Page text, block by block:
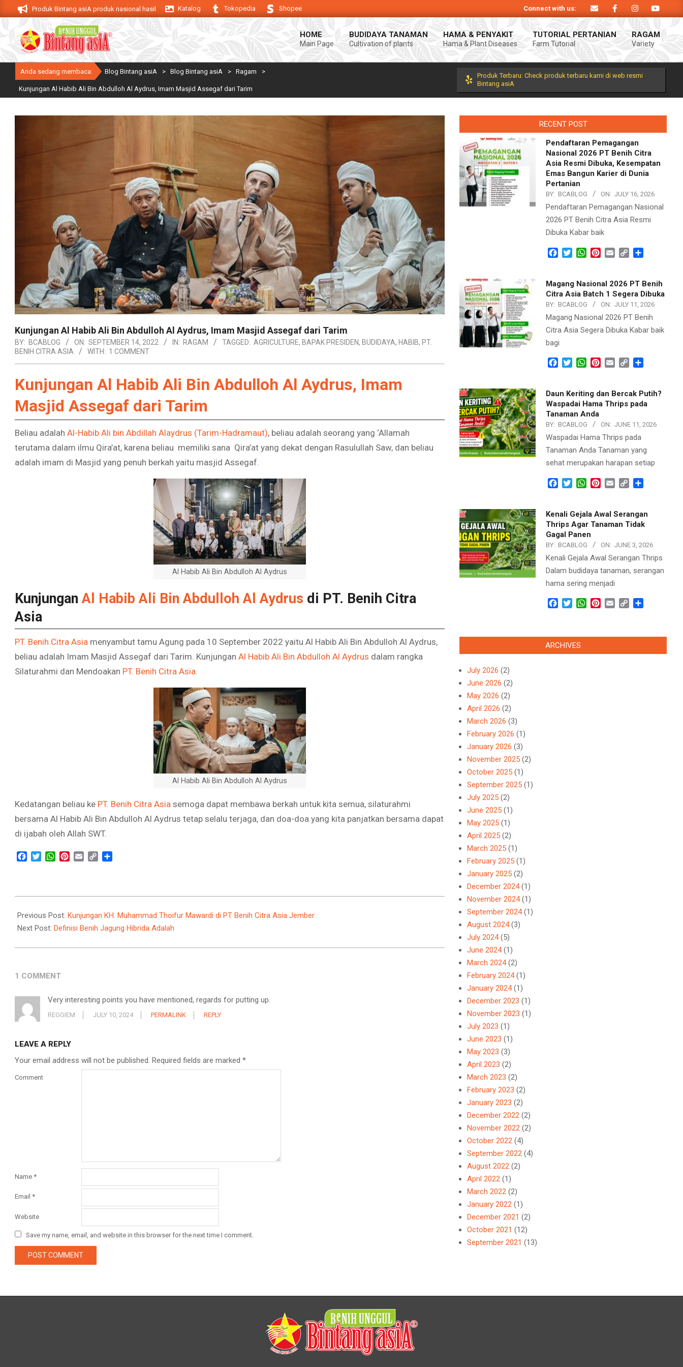
to
content
Produk Bintang asiA produk nasional hasil inovasi anak negeri untuk mendukung keberhasilan usaha tani anda. Selamat datang di Blog Bintang asiA. Produk Bintang asiA produk nasional hasil inovasi anak negeri untuk
Katalog Tokopedia Shopee Connect with us:
HOME
Main Page
BUDIDAYA TANAMAN
Cultivation of plants
HAMA & PENYAKIT
Hama & Plant Diseases
TUTORIAL PERTANIAN
Farm Tutorial
RAGAM
Variety
Anda sedang membaca: Blog Bintang asiA > Blog Bintang asiA > Ragam >
Kunjungan Al Habib Ali Bin Abdulloh Al Aydrus, Imam Masjid Assegaf dari Tarim
Produk Terbaru: Check produk terbaru kami di web resmi
Bintang asiA
Kunjungan Al Habib Ali Bin Abdulloh Al Aydrus, Imam Masjid Assegaf dari Tarim
BY: BCABLOG ON: SEPTEMBER 14, 2022 IN: RAGAM TAGGED: AGRICULTURE, BAPAK PRESIDEN, BUDIDAYA, HABIB, PT.
BENIH CITRA ASIA
WITH: 1 COMMENT
Kunjungan Al Habib Ali Bin Abdulloh Al Aydrus, Imam
Masjid Assegaf dari Tarim
Beliau adalah Al-Habib Ali bin Abdillah Alaydrus (Tarim-Hadramaut), beliau adalah seorang yang ‘Allamah
terutama dalam ilmu Qira’at, karena beliau memiliki sana Qira’at yang dekat dengan Rasulullah Saw, dan beliau
adalah imam di Masjid yang penuh berkah yaitu masjid Assegaf.
Al Habib Ali Bin Abdulloh Al Aydrus
KunjunganAl Habib Ali Bin Abdulloh Al Aydrus di PT. Benih Citra
Asia
PT. Benih Citra Asia menyambut tamu Agung pada 10 September 2022 yaitu Al Habib Ali Bin Abdulloh Al Aydrus,
beliau adalah Imam Masjid Assegaf dari Tarim. Kunjungan Al Habib Ali Bin Abdulloh Al Aydrus dalam rangka
Silaturahmi dan Mendoakan PT. Benih Citra Asia.
Al Habib Ali Bin Abdulloh Al Aydrus
Kedatangan beliau ke PT. Benih Citra Asia semoga dapat membawa berkah untuk kita semua, silaturahmi
bersama Al Habib Ali Bin Abdulloh Al Aydrus tetap selalu terjaga, dan doa-doa yang kita panjatkan bersama dapat
di ijabah oleh Allah SWT.
Facebook
TwitterWhatsApp
Pinterest
Email Copy
09-
14
Previous Post: Kunjungan KH. Muhammad Thoifur Mawardi di PT Benih Citra Asia Jember
Next Post: Definisi Benih Jagung Hibrida Adalah
1 COMMENT
Very interesting points you have mentioned, regards for putting up.
REGGIEM JULY 10, 2024 PERMALINK REPLY
LEAVE A REPLY
Your email address will not be published. Required fields are marked *
Comment
Name *
Email *
Website
Save my name, email, and website in this browser for the next time I comment.
RECENT POST
Pendaftaran Pemagangan
Nasional 2026 PT Benih Citra
Asia Resmi Dibuka, Kesempatan
Emas Bangun Karier di Dunia
Pertanian
BY: BCABLOG ON: JULY 16, 2026
Pendaftaran Pemagangan Nasional
2026 PT Benih Citra Asia Resmi
Dibuka Kabar baik
Facebook
TwitterWhatsApp
Pinterest
Email Copy
Magang Nasional 2026 PT Benih
Citra Asia Batch 1 Segera Dibuka
BY: BCABLOG ON: JULY 11, 2026
Magang Nasional 2026 PT Benih
Citra Asia Segera Dibuka Kabar baik
bagi
Facebook
TwitterWhatsApp
Pinterest
Email Copy
Daun Keriting dan Bercak Putih?
Waspadai Hama Thrips pada
Tanaman Anda
BY: BCABLOG ON: JUNE 11, 2026
Waspadai Hama Thrips pada
Tanaman Anda Tanaman yang
sehat merupakan harapan setiap
Facebook
TwitterWhatsApp
Pinterest
Email Copy
Kenali Gejala Awal Serangan
Thrips Agar Tanaman Tidak
Gagal Panen
BY: BCABLOG ON: JUNE 3, 2026
Kenali Gejala Awal Serangan Thrips
Dalam budidaya tanaman, serangan
hama sering menjadi
Facebook
TwitterWhatsApp
Pinterest
Email Copy
ARCHIVES
July 2026 (2)
June 2026 (2)
May 2026 (2)
April 2026 (2)
March 2026 (3)
February 2026 (1)
January 2026 (3)
November 2025 (2)
October 2025 (1)
September 2025 (1)
July 2025 (2)
June 2025 (1)
May 2025 (1)
April 2025 (2)
March 2025 (1)
February 2025 (1)
January 2025 (2)
December 2024(1)
November 2024(1)
September 2024(1)
August 2024(3)
July 2024(5)
June 2024(1)
March 2024(2)
February 2024(1)
January 2024(1)
December 2023 (1)
November 2023 (1)
July 2023 (1)
June 2023 (1)
May 2023 (3)
April 2023 (2)
March 2023 (2)
February 2023 (2)
January 2023 (2)
December 2022 (2)
November 2022 (2)
October 2022 (4)
September 2022 (4)
August 2022 (2)
April 2022 (1)
March 2022 (2)
January 2022 (1)
December 2021 (2)
October 2021 (12)
September 2021 (13)